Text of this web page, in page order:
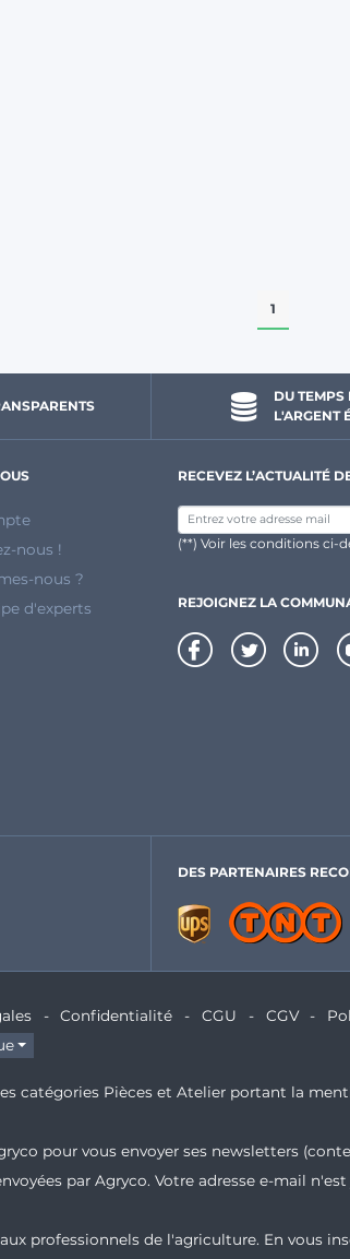
1
DU TEMPS
L'ARGENT
nous !
nous ?
d'experts
RECEVEZ L’ACTUALITÉ
(**) Voir les conditions ci-
REJOIGNEZ LA
DES PARTENAIRES
Confidentialité CGU CGV
catégories Pièces et Atelier portant la
pour vous envoyer ses newsletters
par Agryco. Votre adresse e-mail
professionnels de l'agriculture. En vous